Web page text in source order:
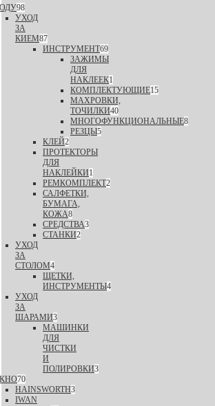
98
УХОД
ЗА
КИЕМ87
ИНСТРУМЕНТ69
ЗАЖИМЫ
ДЛЯ
НАКЛЕЕК1
КОМПЛЕКТУЮЩИЕ15
МАХРОВКИ,
ТОЧИЛКИ40
МНОГОФУНКЦИОНАЛЬНЫЕ8
РЕЗЦЫ5
КЛЕЙ2
ПРОТЕКТОРЫ
ДЛЯ
НАКЛЕЙКИ1
РЕМКОМПЛЕКТ2
САЛФЕТКИ,
БУМАГА,
КОЖА8
СРЕДСТВА3
СТАНКИ2
УХОД
ЗА
СТОЛОМ4
ЩЕТКИ,
ИНСТРУМЕНТЫ4
УХОД
ЗА
ШАРАМИ3
МАШИНКИ
ДЛЯ
ЧИСТКИ
И
ПОЛИРОВКИ3
70
HAINSWORTH3
IWAN